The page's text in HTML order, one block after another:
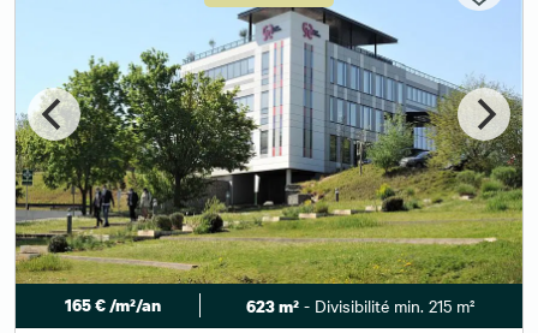
165 € /m²/an 623 m²- Divisibilité min. 215 m²